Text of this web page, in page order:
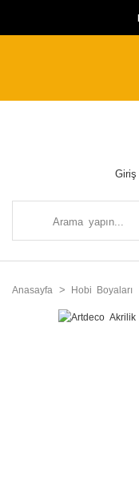
Anasayfa Hobi Boyaları